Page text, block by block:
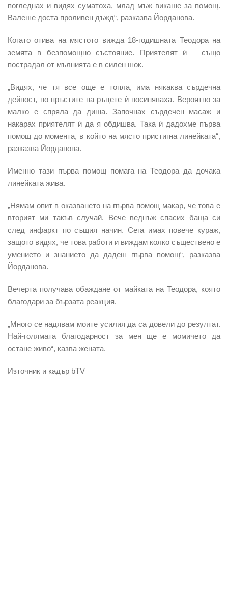
погледнах и видях суматоха, млад мъж викаше за помощ.
Валеше доста проливен дъжд“, разказва Йорданова.
Когато отива на мястото вижда 18-годишната Теодора на
земята в безпомощно състояние. Приятелят ѝ – също
пострадал от мълнията е в силен шок.
„Видях, че тя все още е топла, има някаква сърдечна
дейност, но пръстите на ръцете ѝ посиняваха. Вероятно за
малко е спряла да диша. Започнах сърдечен масаж и
накарах приятелят ѝ да я обдишва. Така ѝ дадохме първа
помощ до момента, в който на място пристигна линейката“,
разказва Йорданова.
Именно тази първа помощ помага на Теодора да дочака
линейката жива.
„Нямам опит в оказването на първа помощ макар, че това е
вторият ми такъв случай. Вече веднъж спасих баща си
след инфаркт по същия начин. Сега имах повече кураж,
защото видях, че това работи и виждам колко съществено е
умението и знанието да дадеш първа помощ“, разказва
Йорданова.
Вечерта получава обаждане от майката на Теодора, която
благодари за бързата реакция.
„Много се надявам моите усилия да са довели до резултат.
Най-голямата благодарност за мен ще е момичето да
остане живо“, казва жената.
Източник и кадър bTV